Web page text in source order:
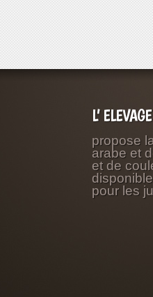
L’
propose
arabe et
et de
pour les